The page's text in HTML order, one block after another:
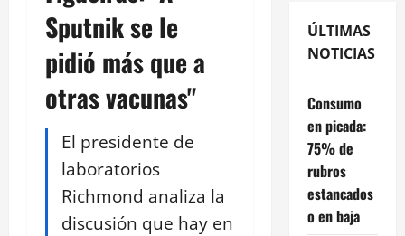
Sputnik se le
pidió más que a
otras vacunas"
El presidente de
laboratorios
Richmond analiza la
discusión que hay en
ÚLTIMAS
NOTICIAS
Consumo
en picada:
75% de
rubros
estancados
o en baja